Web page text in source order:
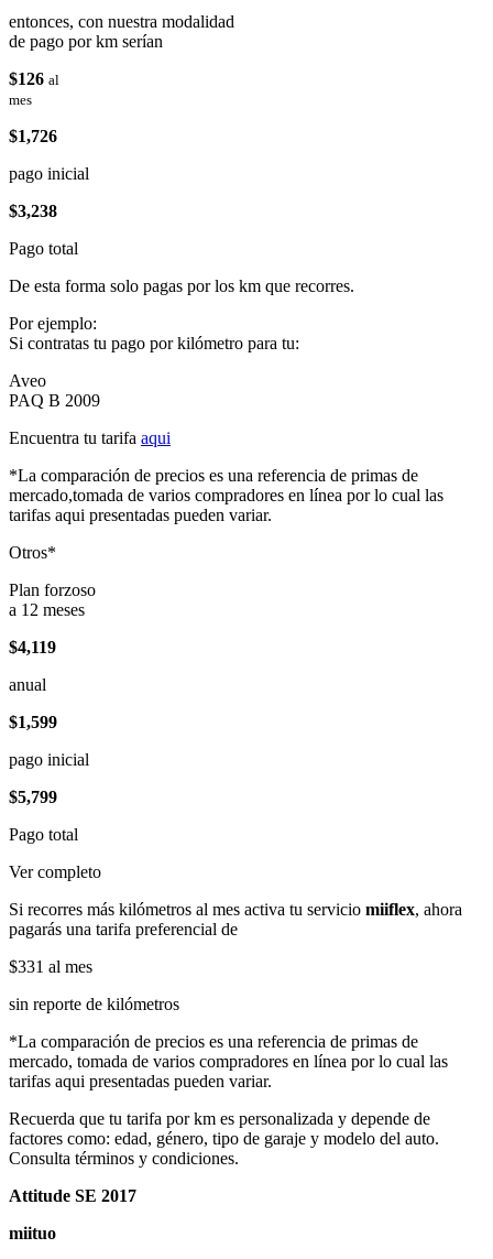
entonces, con nuestra modalidad
de pago por km serían
$126 al
mes
$1,726
pago inicial
$3,238
Pago total
De esta forma solo pagas por los km que recorres.
Por ejemplo:
Si contratas tu pago por kilómetro para tu:
Aveo
PAQ B 2009
Encuentra tu tarifa aqui
*La comparación de precios es una referencia de primas de
mercado,tomada de varios compradores en línea por lo cual las
tarifas aqui presentadas pueden variar.
Otros*
Plan forzoso
a 12 meses
$4,119
anual
$1,599
pago inicial
$5,799
Pago total
Ver completo
Si recorres más kilómetros al mes activa tu servicio miiflex, ahora
pagarás una tarifa preferencial de
$331 al mes
sin reporte de kilómetros
*La comparación de precios es una referencia de primas de
mercado, tomada de varios compradores en línea por lo cual las
tarifas aqui presentadas pueden variar.
Recuerda que tu tarifa por km es personalizada y depende de
factores como: edad, género, tipo de garaje y modelo del auto.
Consulta términos y condiciones.
Attitude SE 2017
miituo